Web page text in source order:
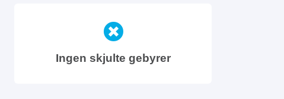
Ingen skjulte gebyrer